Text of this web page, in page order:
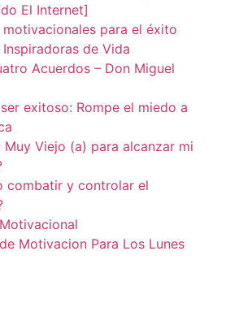
El Internet]
motivacionales para el éxito
Inspiradoras de Vida
Acuerdos – Don Miguel
exitoso: Rompe el miedo a
Muy Viejo (a) para alcanzar mi
combatir y controlar el
Motivacion Para Los Lunes